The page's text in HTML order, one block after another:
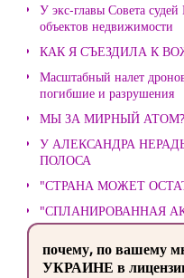
У экс-главы Совета
объектов недвижимости
КАК Я СЪЕЗДИЛА К
Масштабный налет
погибшие и разрушения
МЫ ЗА МИРНЫЙ АТОМ?
У АЛЕКСАНДРА
ПОЛОСА
"СТРАНА МОЖЕТ
"СПЛАНИРОВАННАЯ
почему, по вашему
УКРАИНЕ в лицензии